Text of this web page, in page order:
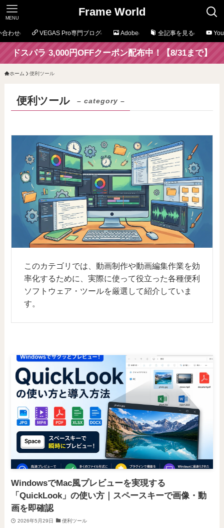
Frame World
MENU
わせ VEGAS Pro専門ブログ Adobe 全記事を見る
ドスパラ 3,000円OFFクーポン配布中！【8/31まで】
ホーム 便利ツール
便利ツール – category –
このカテゴリでは、動画制作や動画編集作業を効
率化するために、実際に使って役立った各種便利
ソフトウェア・ツールを厳選して紹介していま
す。
WindowsでMac風プレビューを実現する
「QuickLook」の使い方｜スペースキーで画像・動
画を即確認
2026年5月29日 便利ツール